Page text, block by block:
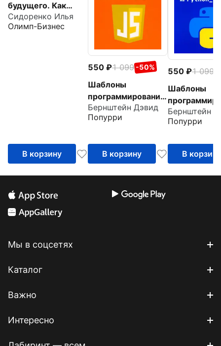
будущего. Как
стать
востребованным
Сидоренко Илья
Олимп-Бизнес
В корзину
550 1 099 -50%
Шаблоны
программирования
для начинающих с
примерами на
Бернштейн Дэвид
Попурри
В корзину
550 1 099
Шаблоны
для
примерами
Бернштейн
Попурри
В корзину
Мы в соцсетях
Каталог
Важно
Интересно